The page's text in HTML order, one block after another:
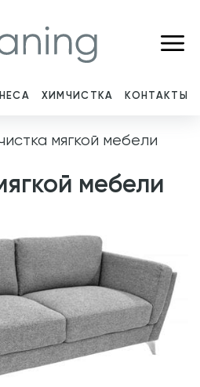
ХИМЧИСТКА КОНТАКТЫ
мягкой мебели
мебели